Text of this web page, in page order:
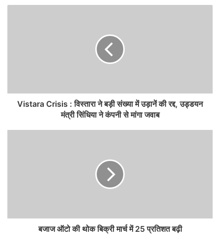
Vistara Crisis : विस्तारा ने बड़ी संख्या में उड़ानें की रद्द, उड्डयन
मंत्री सिंधिया ने कंपनी से मांगा जवाब
बजाज ऑटो की थोक बिक्री मार्च में 25 प्रतिशत बढ़ी